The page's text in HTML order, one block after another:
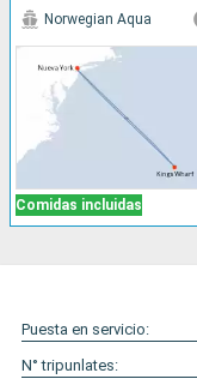
Comidas incluidas
Norwegian Aqua
Puesta en servicio:
N° tripunlates: